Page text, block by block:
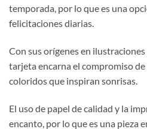
temporada, por lo que es una
felicitaciones diarias.
Con sus orígenes en
tarjeta encarna el compromiso
coloridos que inspiran sonrisas.
El uso de papel de calidad y la
encanto, por lo que es una pieza